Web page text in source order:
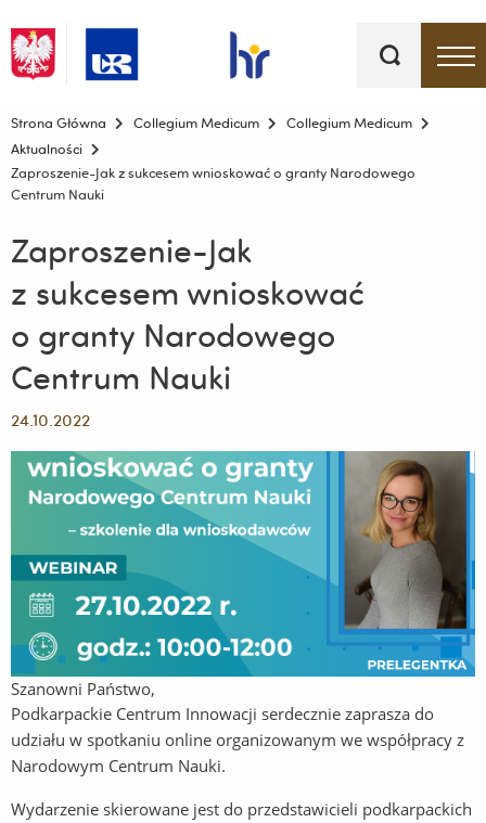
kluczowe
Menu - górna belka
Strona Główna Collegium Medicum
Collegium Medicum
Aktualności
Zaproszenie-Jak z sukcesem wnioskować o granty Narodowego
Centrum Nauki
Zaproszenie-Jak
z sukcesem wnioskować
o granty Narodowego
Centrum Nauki
24.10.2022
Szanowni Państwo,
Podkarpackie Centrum Innowacji serdecznie zaprasza do
udziału w spotkaniu online organizowanym we współpracy z
Narodowym Centrum Nauki.
Wydarzenie skierowane jest do przedstawicieli podkarpackich